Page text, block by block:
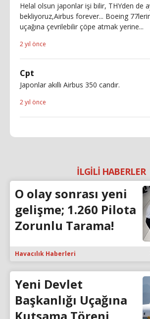
Helal olsun japonlar işi bilir, THYden de
bekliyoruz,Airbus forever... Boeing
uçağına çevrilebilir çöpe atmak yerine...
2 yıl önce
Cpt
Japonlar akıllı Airbus 350 candır.
2 yıl önce
İLGİLİ HABERLER
O olay sonrası yeni
gelişme; 1.260 Pilota
Zorunlu Tarama!
Havacılık Haberleri
Yeni Devlet
Başkanlığı Uçağına